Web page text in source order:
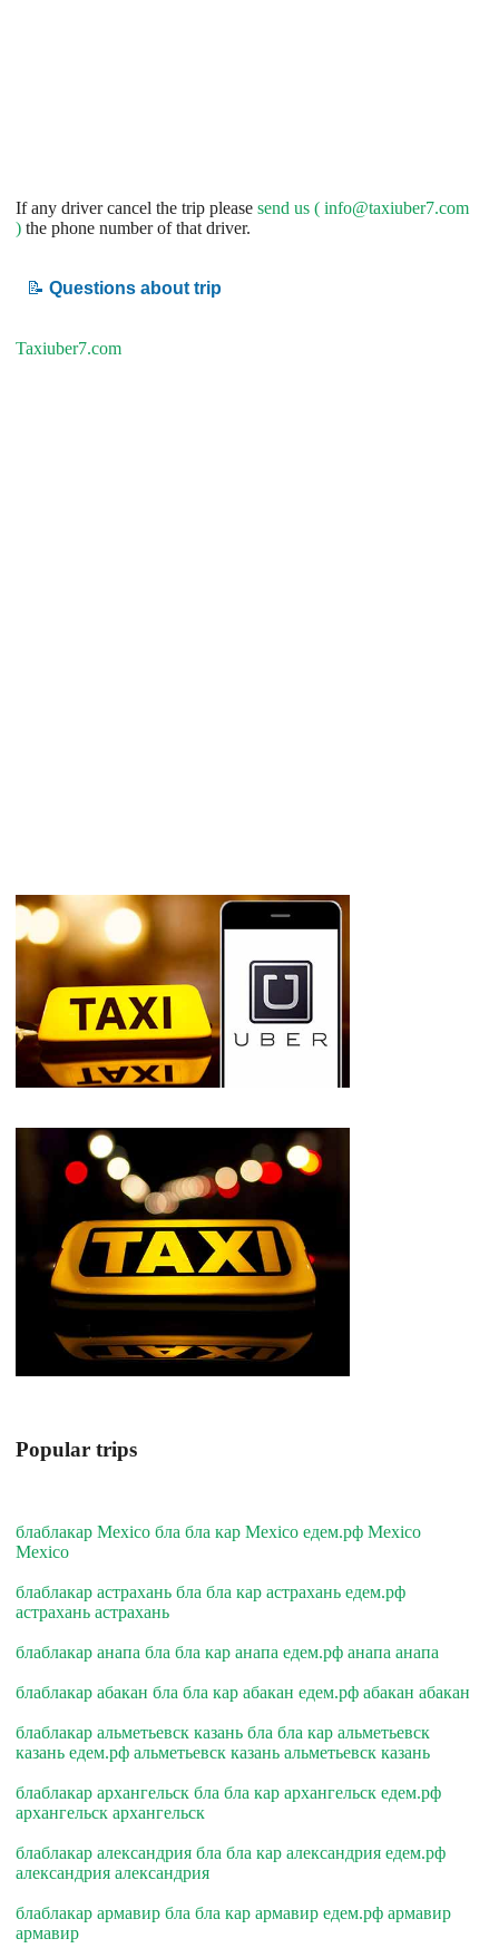
If any driver cancel the trip please send us ( info@taxiuber7.com
) the phone number of that driver.
📝 Questions about trip
Taxiuber7.com
Popular trips
блаблакар Mexico бла бла кар Mexico едем.рф Mexico
Mexico
блаблакар астрахань бла бла кар астрахань едем.рф
астрахань астрахань
блаблакар анапа бла бла кар анапа едем.рф анапа анапа
блаблакар абакан бла бла кар абакан едем.рф абакан абакан
блаблакар альметьевск казань бла бла кар альметьевск
казань едем.рф альметьевск казань альметьевск казань
блаблакар архангельск бла бла кар архангельск едем.рф
архангельск архангельск
блаблакар александрия бла бла кар александрия едем.рф
александрия александрия
блаблакар армавир бла бла кар армавир едем.рф армавир
армавир